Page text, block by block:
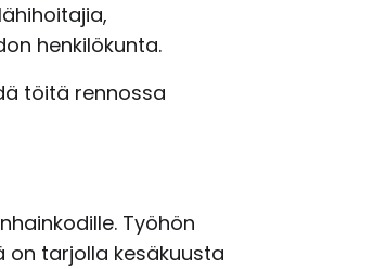
henkilökunta.
töitä rennossa
Työhön
on tarjolla kesäkuusta